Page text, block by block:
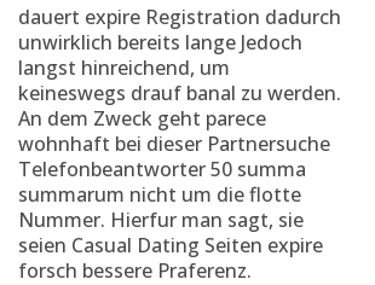
dauert expire Registration dadurch
unwirklich bereits lange Jedoch
langst hinreichend, um
keineswegs drauf banal zu werden.
An dem Zweck geht parece
wohnhaft bei dieser Partnersuche
Telefonbeantworter 50 summa
summarum nicht um die flotte
Nummer. Hierfur man sagt, sie
seien Casual Dating Seiten expire
forsch bessere Praferenz.